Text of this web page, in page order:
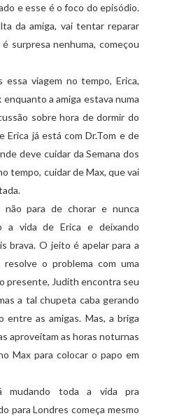
e esse é o foco do episódio.
da amiga, vai tentar reparar
surpresa nenhuma, começou
essa viagem no tempo, Erica,
enquanto a amiga estava numa
sobre hora de dormir do
Erica já está com Dr.Tom e de
deve cuidar da Semana dos
tempo, cuidar de Max, que vai
para de chorar e nunca
a vida de Erica e deixando
brava. O jeito é apelar para a
o problema com uma
presente, Judith encontra seu
a tal chupeta caba gerando
entre as amigas. Mas, a briga
aproveitam as horas noturnas
Max para colocar o papo em
mudando toda a vida pra
para Londres começa mesmo